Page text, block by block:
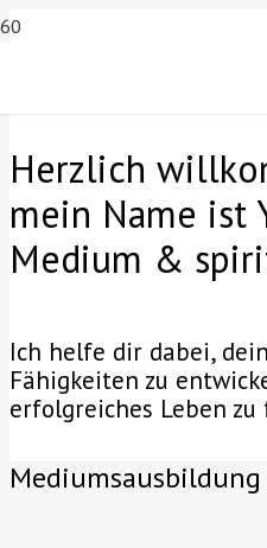
Herzlich
mein Name ist
Medium &
Ich helfe dir dabei,
Fähigkeiten zu
erfolgreiches Leben zu
Mediumsausbildung